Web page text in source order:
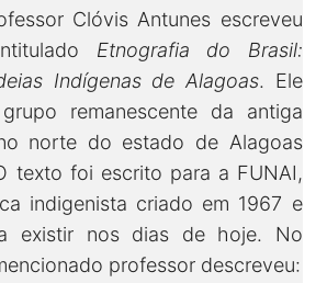
Clóvis Antunes escreveu
Etnografia do Brasil:
Indígenas de Alagoas. Ele
remanescente da antiga
norte do estado de Alagoas
texto foi escrito para a FUNAI,
indigenista criado em 1967 e
existir nos dias de hoje. No
professor descreveu: